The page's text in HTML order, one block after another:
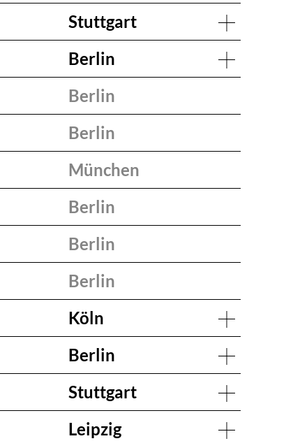
Stuttgart
Berlin
Berlin
Berlin
München
Berlin
Berlin
Berlin
Köln
Berlin
Stuttgart
Leipzig